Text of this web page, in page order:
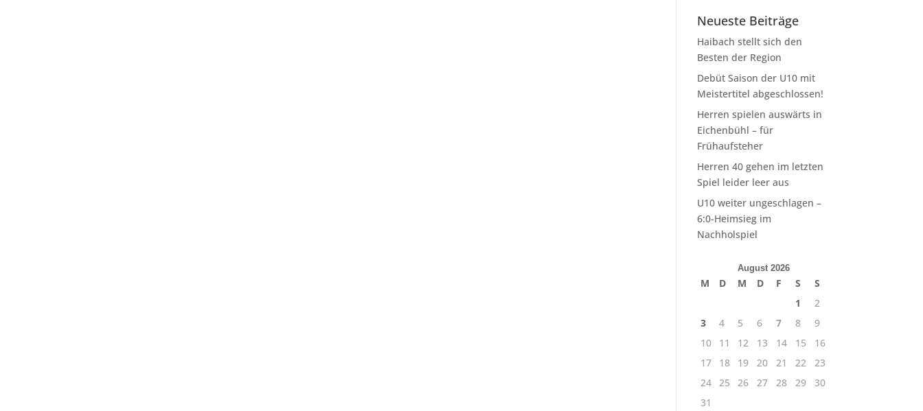
Neueste Beiträge
Haibach stellt sich den
Besten der Region
Debüt Saison der U10 mit
Meistertitel abgeschlossen!
Herren spielen auswärts in
Eichenbühl – für
Frühaufsteher
Herren 40 gehen im letzten
Spiel leider leer aus
U10 weiter ungeschlagen –
6:0-Heimsieg im
Nachholspiel
August 2026
M D M D F S
S
1
2
3
4 5 6 7 8
9
10
11 12 13 14 15
16
17
18 19 20 21 22
23
24 25 26 27 28 29
30
31